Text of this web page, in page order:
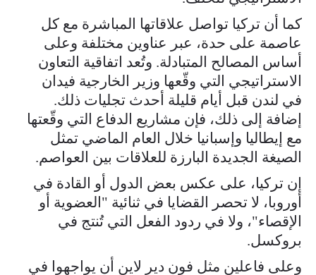
كما أن تركيا تواصل علاقاتها المباشرة مع كل
عاصمة على حدة، عبر عناوين مختلفة وعلى
أساس المصالح المتبادلة. وتُعد اتفاقية التعاون
الاستراتيجي التي وقّعها وزير الخارجية فيدان
في لندن قبل أيام قليلة أحدث تجليات ذلك.
إضافة إلى ذلك، فإن مشاريع الدفاع التي وقّعتها
مع إيطاليا وإسبانيا خلال العام الماضي تمثل
الصيغة الجديدة البارزة للعلاقات بين العواصم.
إن تركيا، على عكس بعض الدول أو القادة في
أوروبا، لا تحصر القضايا في ثنائية "العضوية أو
الإقصاء"، ولا في ردود الفعل التي تُنتج في
بروكسل.
وعلى فاعلين مثل فون دير لاين أن يواجهوا في